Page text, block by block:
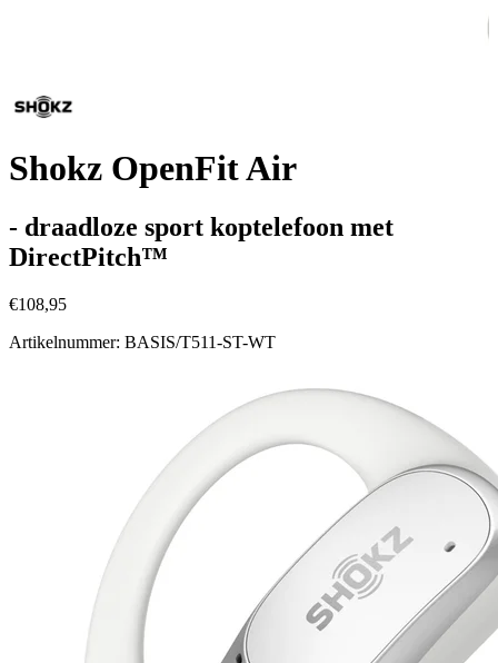
Shokz OpenFit Air
- draadloze sport koptelefoon met
DirectPitch™
€108,95
Artikelnummer: BASIS/T511-ST-WT